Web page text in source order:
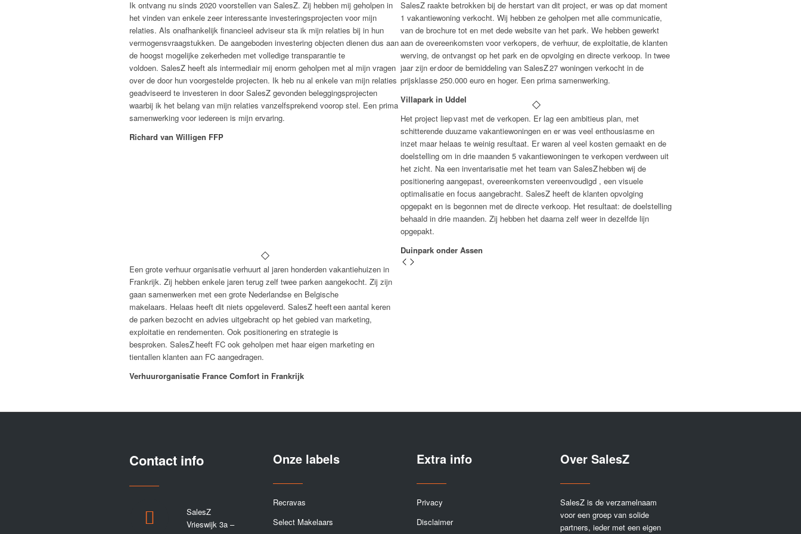
Ik ontvang nu sinds 2020 voorstellen van SalesZ. Zij hebben mij geholpen in
het vinden van enkele zeer interessante investeringsprojecten voor mijn
relaties. Als onafhankelijk financieel adviseur sta ik mijn relaties bij in hun
vermogensvraagstukken. De aangeboden investering objecten dienen dus aan
de hoogst mogelijke zekerheden met volledige transparantie te
voldoen. SalesZ heeft als intermediair mij enorm geholpen met al mijn vragen
over de door hun voorgestelde projecten. Ik heb nu al enkele van mijn relaties
geadviseerd te investeren in doorSalesZ gevonden beleggingsprojecten
waarbij ik het belang van mijn relaties vanzelfsprekend voorop stel. Een prima
samenwerking voor iedereen is mijn ervaring.
Richard van Willigen FFP
SalesZ raakte betrokken bij de herstart van dit project, er was op dat moment
1 vakantiewoning verkocht. Wij hebben ze geholpen met alle communicatie,
van de brochure tot en met dede website van het park. We hebben gewerkt
aan de overeenkomsten voor verkopers, de verhuur, de exploitatie,de klanten
werving, de ontvangst op het park en de opvolging en directe verkoop. In twee
jaar zijn erdoor de bemiddeling van SalesZ27 woningen verkocht in de
prijsklasse 250.000 euro en hoger. Een prima samenwerking.
Villapark in Uddel
Het project liepvast met de verkopen. Er lag een ambitieus plan, met
schitterende duuzame vakantiewoningen en er was veel enthousiasme en
inzet maar helaas te weinig resultaat. Er waren al veel kosten gemaakt en de
doelstelling om in drie maanden 5 vakantiewoningen te verkopen verdween uit
het zicht. Na een inventarisatie met het team van SalesZhebben wij de
positionering aangepast, overeenkomsten vereenvoudigd , een visuele
optimalisatie en focus aangebracht. SalesZ heeft de klanten opvolging
opgepakt en is begonnen met de directe verkoop. Het resultaat: de doelstelling
behaald in drie maanden. Zij hebben het daarna zelf weer in dezelfde lijn
opgepakt.
Duinpark onder Assen
Een grote verhuur organisatie verhuurt al jaren honderden vakantiehuizen in
Frankrijk. Zij hebben enkele jaren terug zelf twee parken aangekocht. Zij zijn
gaan samenwerken met een grote Nederlandse en Belgische
makelaars. Helaas heeft dit niets opgeleverd. SalesZ heefteen aantal keren
de parken bezocht en advies uitgebracht op het gebied van marketing,
exploitatie en rendementen. Ook positionering en strategie is
besproken. SalesZheeft FC ook geholpen met haar eigen marketing en
tientallen klanten aan FC aangedragen.
Verhuurorganisatie France Comfort in Frankrijk
Contact info
SalesZ
Vrieswijk 3a –
Onze labels
Recravas
Select Makelaars
Extra info
Privacy
Disclaimer
Over SalesZ
SalesZ is de verzamelnaam
voor een groep van solide
partners, ieder met een eigen